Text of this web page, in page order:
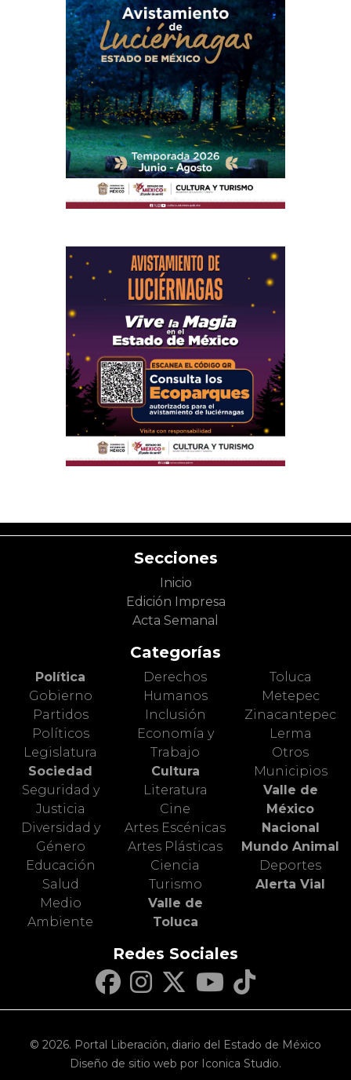
Secciones
Inicio
Edición Impresa
Acta Semanal
Categorías
Política
Gobierno
Partidos
Políticos
Legislatura
Sociedad
Seguridad y
Justicia
Diversidad y
Género
Educación
Salud
Medio
Ambiente
Derechos
Humanos
Inclusión
Economía y
Trabajo
Cultura
Literatura
Cine
Artes Escénicas
Artes Plásticas
Ciencia
Turismo
Valle de
Toluca
Toluca
Metepec
Zinacantepec
Lerma
Otros
Municipios
Valle de
México
Nacional
Mundo Animal
Deportes
Alerta Vial
Redes Sociales
© 2026. Portal Liberación, diario del Estado de México
Diseño de sitio web por Iconica Studio.